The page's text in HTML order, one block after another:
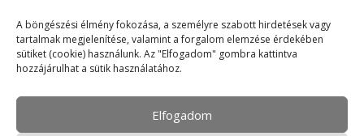
A böngészési élmény fokozása, a személyre szabott hirdetések vagy
tartalmak megjelenítése, valamint a forgalom elemzése érdekében
sütiket (cookie) használunk. Az "Elfogadom" gombra kattintva
hozzájárulhat a sütik használatához.
Elfogadom
Önvédelmi Bolt – Főoldal
Adatvédelmi tájékoztató